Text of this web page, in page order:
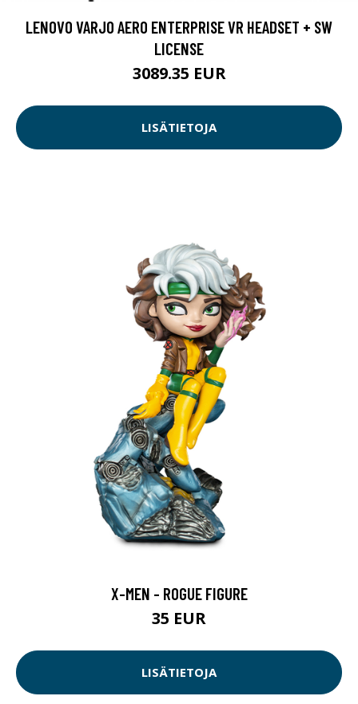
LENOVO VARJO AERO ENTERPRISE VR HEADSET + SW
LICENSE
3089.35 EUR
LISÄTIETOJA
X-MEN - ROGUE FIGURE
35 EUR
LISÄTIETOJA